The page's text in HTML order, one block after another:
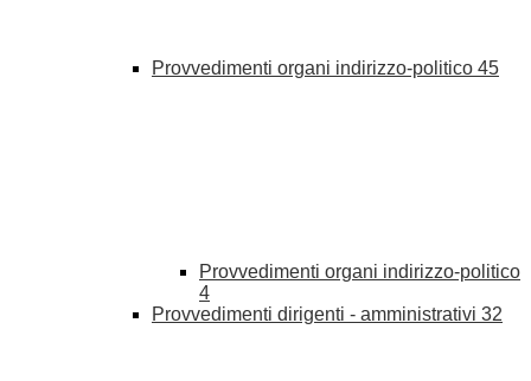
Provvedimenti organi indirizzo-politico 45
Provvedimenti organi indirizzo-politico
4
Provvedimenti dirigenti - amministrativi 32